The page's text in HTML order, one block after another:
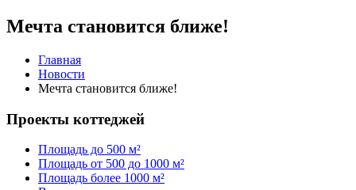
Мечта становится ближе!
Главная
Новости
Мечта становится ближе!
Проекты коттеджей
Площадь до 500 м²
Площадь от 500 до 1000 м²
Площадь более 1000 м²